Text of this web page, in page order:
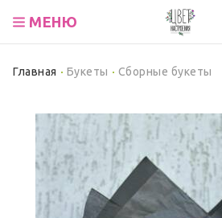
МЕНЮ
Главная Букеты Сборные букеты